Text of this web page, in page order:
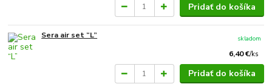
Pridať do košíka
Sera air set “L”
6,40 €/ks
skladom
Pridať do košíka